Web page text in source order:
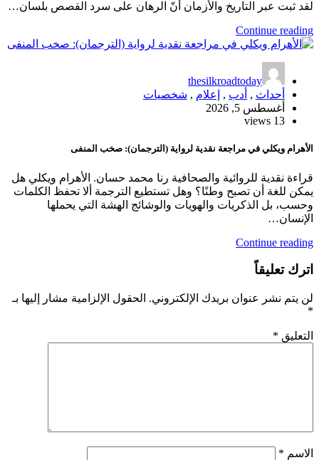
لقد ثبت عبر التاريخ والأزمان أنّ الرهان على سرد القصص بلسان…
Continue reading
thesilkroadtoday
أحداث , أدب , إعلام , شخصيات
أغسطس 5, 2026
13 views
الأهرام ويكلي في مراجعة نقدية لرواية (الترجمان): صخب المنفى
قراءة نقدية للروائية والصحافية رنا محمد حسان. الأهرام ويكلي هل
يمكن للغة أن تصبح وطنًا؟ وهل تستطيع الترجمة ألا تحفظ الكلمات
وحسب، بل الذكريات والهويات والوشائج الهشة التي يحملها
الإنسان…
Continue reading
اترك تعليقاً
لن يتم نشر عنوان بريدك الإلكتروني. الحقول الإلزامية مشار إليها بـ
*
التعليق *
الاسم *